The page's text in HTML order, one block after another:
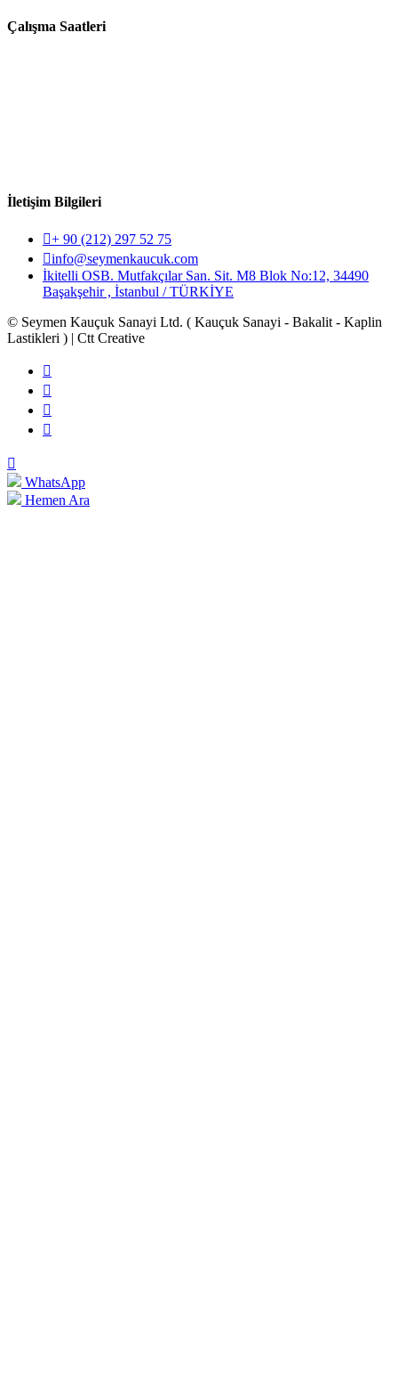
Çalışma Saatleri
İletişim Bilgileri
+ 90 (212) 297 52 75
info@seymenkaucuk.com
İkitelli OSB. Mutfakçılar San. Sit. M8 Blok No:12, 34490
Başakşehir , İstanbul / TÜRKİYE
© Seymen Kauçuk Sanayi Ltd. ( Kauçuk Sanayi - Bakalit - Kaplin
Lastikleri ) | Ctt Creative
WhatsApp
Hemen Ara